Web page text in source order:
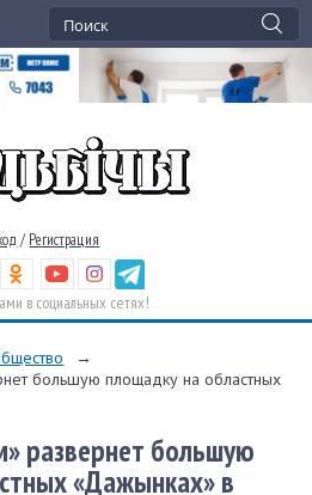
/ Регистрация
в социальных сетях!
→
большую площадку на областных
развернет большую
«Дажынках» в